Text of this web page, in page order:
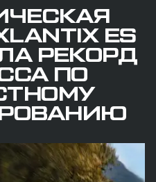
ES
РЕКОРД
ПО